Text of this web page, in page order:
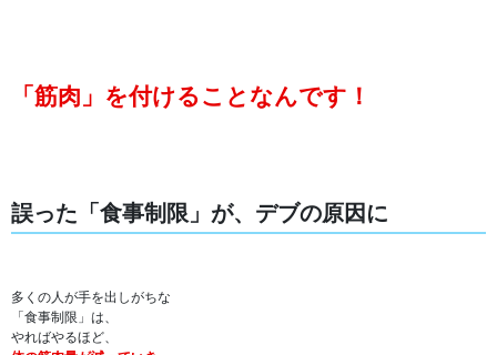
「筋肉」を付けることなんです！
誤った「食事制限」が、デブの原因に
多くの人が手を出しがちな
「食事制限」は、
やればやるほど、